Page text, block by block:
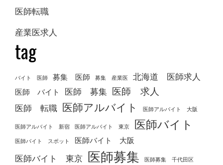
医師転職
産業医求人
tag
バイト 医師 募集 医師 募集 産業医 北海道 医師求人
医師 バイト 医師 募集 医師 求人
医師 転職 医師アルバイト 医師アルバイト 大阪
医師アルバイト 新宿 医師アルバイト 東京 医師バイト
医師バイト スポット 医師バイト 大阪
医師バイト 東京 医師募集 医師募集 千代田区